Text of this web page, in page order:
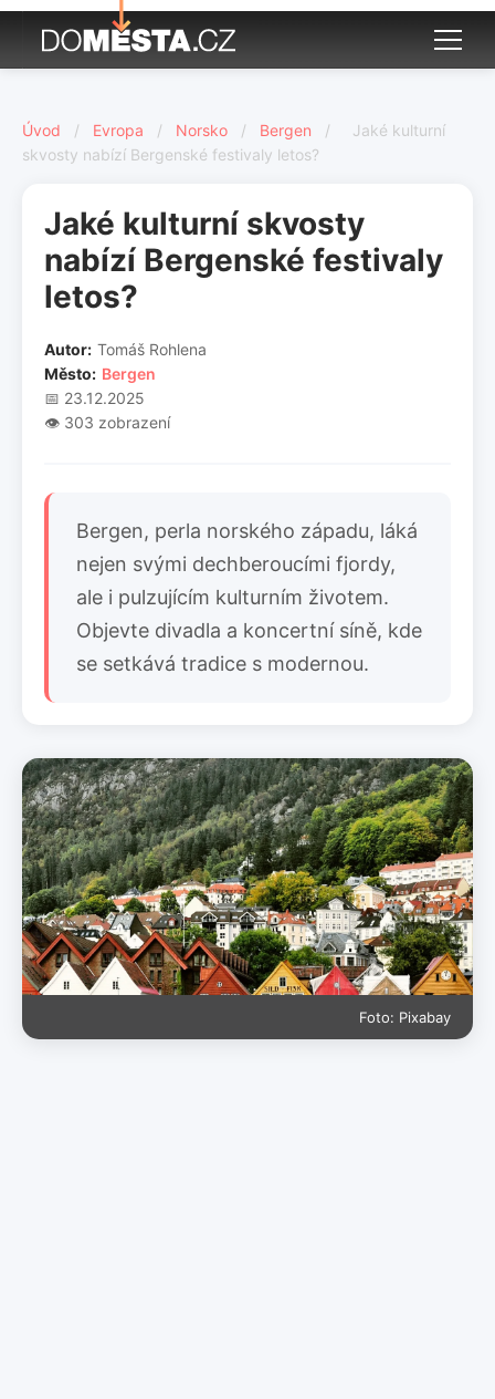
Úvod / Evropa / Norsko / Bergen /
Jaké kulturní
skvosty nabízí Bergenské festivaly letos?
Jaké kulturní skvosty
nabízí Bergenské festivaly
letos?
Autor: Tomáš Rohlena
Město: Bergen
📅 23.12.2025
👁️ 303 zobrazení
Bergen, perla norského západu, láká
nejen svými dechberoucími fjordy,
ale i pulzujícím kulturním životem.
Objevte divadla a koncertní síně, kde
se setkává tradice s modernou.
Foto: Pixabay